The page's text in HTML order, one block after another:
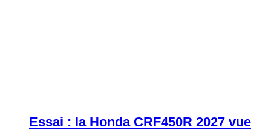
Essai : la Honda CRF450R 2027 vue